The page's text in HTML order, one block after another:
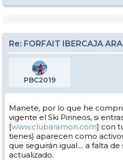
Re: FORFAIT IBERCAJA
PBC2019
Manete, por lo que he
vigente el Ski Pirineos, si
[www.clubaramon.com] con
tienes) aparecen como
que seguirán igual.... a falta
actualizado.